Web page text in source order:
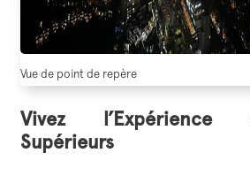
Vue de point de repère
Vivez l’Expérience
Supérieurs